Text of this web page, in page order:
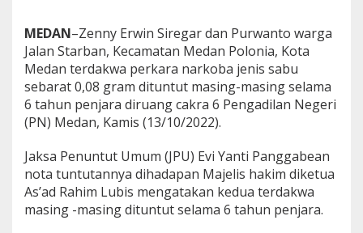
,
2
A
n
a
k
P
l
o
n
i
a
MEDAN–Zenny Erwin Siregar dan Purwanto warga
Jalan Starban, Kecamatan Medan Polonia, Kota
Medan terdakwa perkara narkoba jenis sabu
sebarat 0,08 gram dituntut masing-masing selama
6 tahun penjara diruang cakra 6 Pengadilan Negeri
(PN) Medan, Kamis (13/10/2022).
Jaksa Penuntut Umum (JPU) Evi Yanti Panggabean
nota tuntutannya dihadapan Majelis hakim diketua
As’ad Rahim Lubis mengatakan kedua terdakwa
masing -masing dituntut selama 6 tahun penjara.